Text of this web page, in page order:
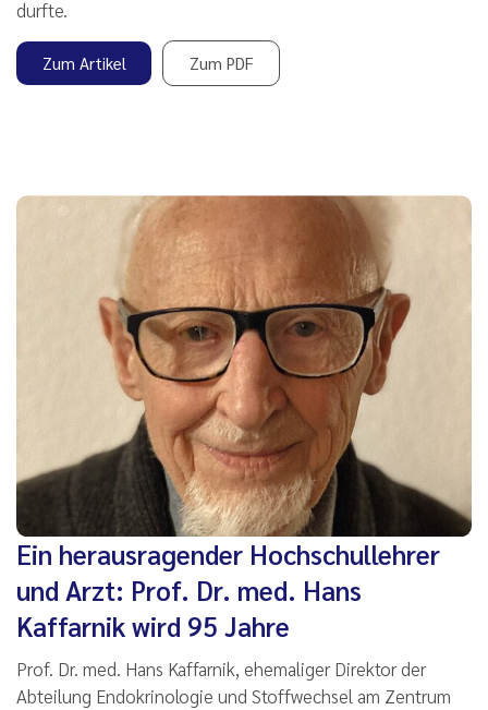
durfte.
Zum Artikel Zum PDF
Ein herausragender Hochschullehrer
und Arzt: Prof. Dr. med. Hans
Kaffarnik wird 95 Jahre
Prof. Dr. med. Hans Kaffarnik, ehemaliger Direktor der
Abteilung Endokrinologie und Stoffwechsel am Zentrum